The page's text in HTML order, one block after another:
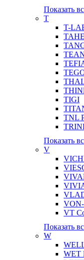
Показать
T
T-
TAHE
TIGI
TNL
Показать
V
VT
Показать
W
WET